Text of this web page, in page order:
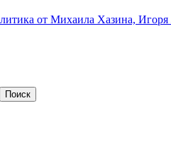
от Михаила Хазина, Игоря